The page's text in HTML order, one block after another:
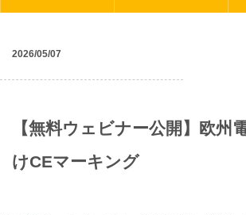
2026/05/07
【無料ウェビナー公開】欧
けCEマーキング